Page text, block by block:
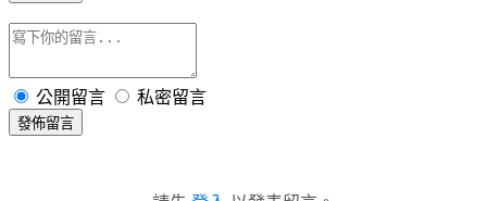
公開留言 私密留言
發佈留言